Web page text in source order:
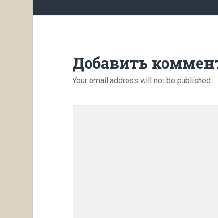
Добавить
Your email address will not be published.